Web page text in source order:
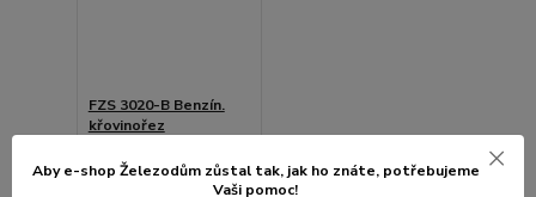
FZS 3020-B Benzín.
křovinořez
Není skladem
Aby e-shop Železodům zůstal tak, jak ho znáte, potřebujeme
Vaši pomoc!